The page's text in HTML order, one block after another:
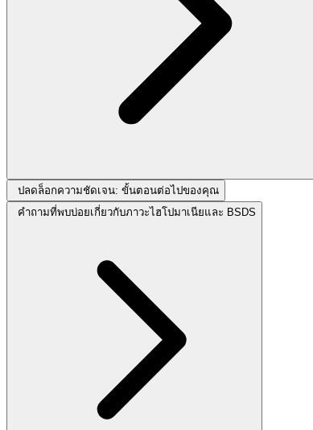
ปลดล็อกความชัดเจน: ขั้นตอนต่อไปของคุณ
คำถามที่พบบ่อยเกี่ยวกับภาวะไฮโปมาเนียและ BSDS